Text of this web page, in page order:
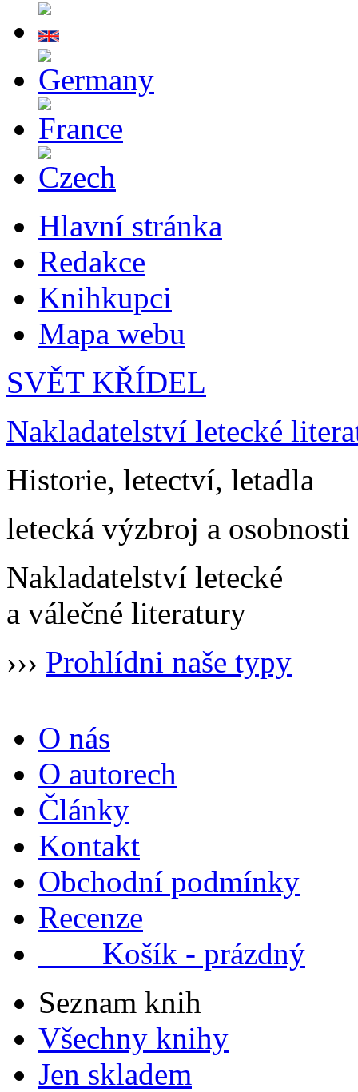
Hlavní stránka
Redakce
Knihkupci
Mapa webu
SVĚT KŘÍDEL
Nakladatelství letecké
Historie, letectví, letadla
letecká výzbroj a osobnosti
Nakladatelství letecké
a válečné literatury
››› Prohlídni naše typy
O nás
O autorech
Články
Kontakt
Obchodní podmínky
Recenze
Košík - prázdný
Seznam knih
Všechny knihy
Jen skladem